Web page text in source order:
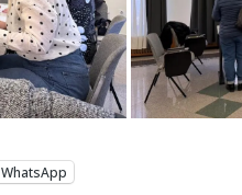
WhatsApp